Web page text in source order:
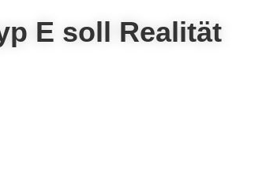
E soll Realität